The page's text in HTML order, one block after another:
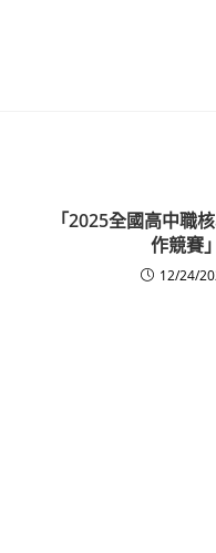
「2025全國高中職
作競賽」
12/24/